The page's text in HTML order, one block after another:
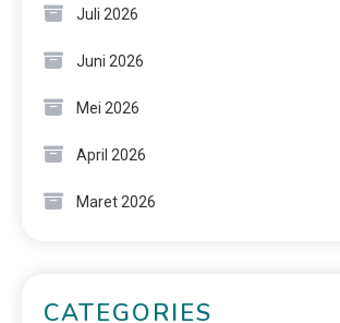
Juli 2026
Juni 2026
Mei 2026
April 2026
Maret 2026
CATEGORIES